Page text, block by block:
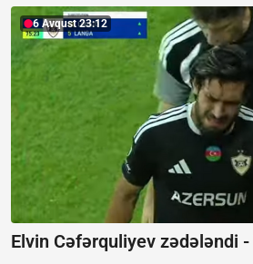
6 Avqust 23:12
Elvin Cəfərquliyev zədələndi -